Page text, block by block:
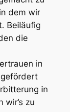
dem wir
Beiläufig
die
in
in
wir’s zu